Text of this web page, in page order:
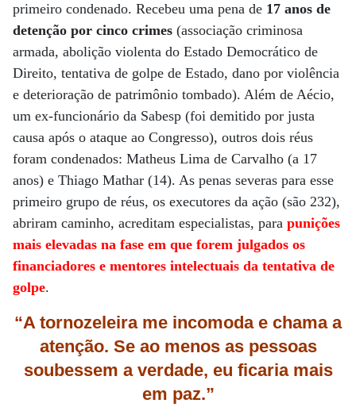
primeiro condenado. Recebeu uma pena de 17 anos de
detenção por cinco crimes (associação criminosa
armada, abolição violenta do Estado Democrático de
Direito, tentativa de golpe de Estado, dano por violência
e deterioração de patrimônio tombado). Além de Aécio,
um ex-funcionário da Sabesp (foi demitido por justa
causa após o ataque ao Congresso), outros dois réus
foram condenados: Matheus Lima de Carvalho (a 17
anos) e Thiago Mathar (14). As penas severas para esse
primeiro grupo de réus, os executores da ação (são 232),
abriram caminho, acreditam especialistas, para punições
mais elevadas na fase em que forem julgados os
financiadores e mentores intelectuais da tentativa de
golpe.
“A tornozeleira me incomoda e chama a
atenção. Se ao menos as pessoas
soubessem a verdade, eu ficaria mais
em paz.”